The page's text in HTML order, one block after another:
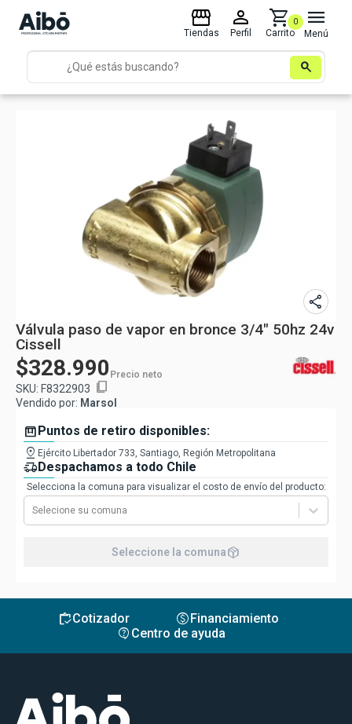
search
storefront
Tiendas
person
Perfil
shopping_cart
Carrito
0 menu
Menú
share
Válvula paso de vapor en bronce 3/4" 50hz 24v
Cissell
$328.990 Precio neto
SKU: F8322903 content_copy
Vendido por: Marsol
boxPuntos de retiro disponibles:
pin_drop Ejército Libertador 733, Santiago, Región Metropolitana
delivery_truck_speedDespachamos a todo Chile
Selecciona la comuna para visualizar el costo de envío del producto:
Selecione su comuna
Seleccione la comunapackage_2
inventoryCotizador monetization_onFinanciamiento
contact_support Centro de ayuda